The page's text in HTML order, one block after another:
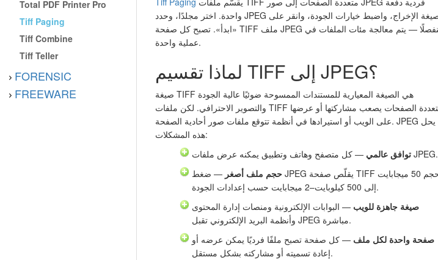
Total PDF Printer Pro
Tiff Paging
Tiff Combine
Tiff Teller
FORENSIC
FREEWARE
واحدة. اختر مجلدًا، وحدد JPEG كصيغة الإخراج، واضبط خيارات الجودة، وانقر على
«ابدأ». تصبح كل صفحة TIFF ملف JPEG منفصلًا — يتم معالجة مئات الملفات في
عملية واحدة.
لماذا تقسيم TIFF إلى JPEG؟
صيغة TIFF هي الصيغة المعيارية للمستندات الممسوحة ضوئيًا عالية الجودة
والتصوير الاحترافي. لكن ملفات TIFF متعددة الصفحات يصعب مشاركتها أو عرضها
على الويب أو استيرادها في أنظمة تتوقع ملفات صور أحادية الصفحة. JPEG يحل
هذه المشكلات:
توافق عالمي — كل متصفح وهاتف وتطبيق يمكنه عرض ملفات JPEG.
حجم ملف أصغر — ضغط JPEG يقلّص صفحة TIFF بحجم 50 ميجابايت
إلى 500 كيلوبايت–2 ميجابايت حسب إعدادات الجودة.
صيغة جاهزة للويب — البوابات الإلكترونية ومنصات إدارة المحتوى
وأنظمة البريد الإلكتروني تقبل JPEG مباشرة.
صفحة واحدة لكل ملف — كل صفحة تصبح ملفًا فرديًا يمكن عرضه أو
إعادة تسميته أو مشاركته بشكل مستقل.